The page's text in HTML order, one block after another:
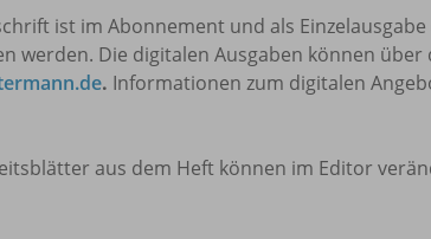
ist im Abonnement und als
werden. Die digitalen Ausgaben können
. Informationen zum digitalen
aus dem Heft können im Editor